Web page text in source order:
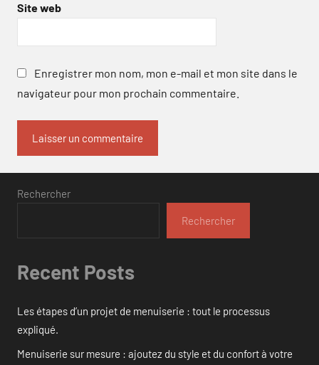
Site web
Enregistrer mon nom, mon e-mail et mon site dans le
navigateur pour mon prochain commentaire.
Rechercher
Rechercher
Recent Posts
Les étapes d’un projet de menuiserie : tout le processus
expliqué.
Menuiserie sur mesure : ajoutez du style et du confort à votre